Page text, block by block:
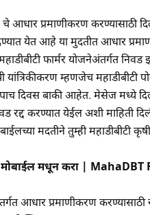
चे आधार प्रमाणीकरण
देण्यात येत आहे या मुदतीत आधार
फार्मर योजनेअंतर्गत
यांत्रिकीकरण म्हणजेच
दिवस बाकी आहेत. मेसेज मध्ये
रद्द करण्यात येईल अशी माहिती
मदतीने तुम्ही महाडीबीटी
मोबाईल मधून करा |
आधार प्रमाणीकरण करण्यासाठी